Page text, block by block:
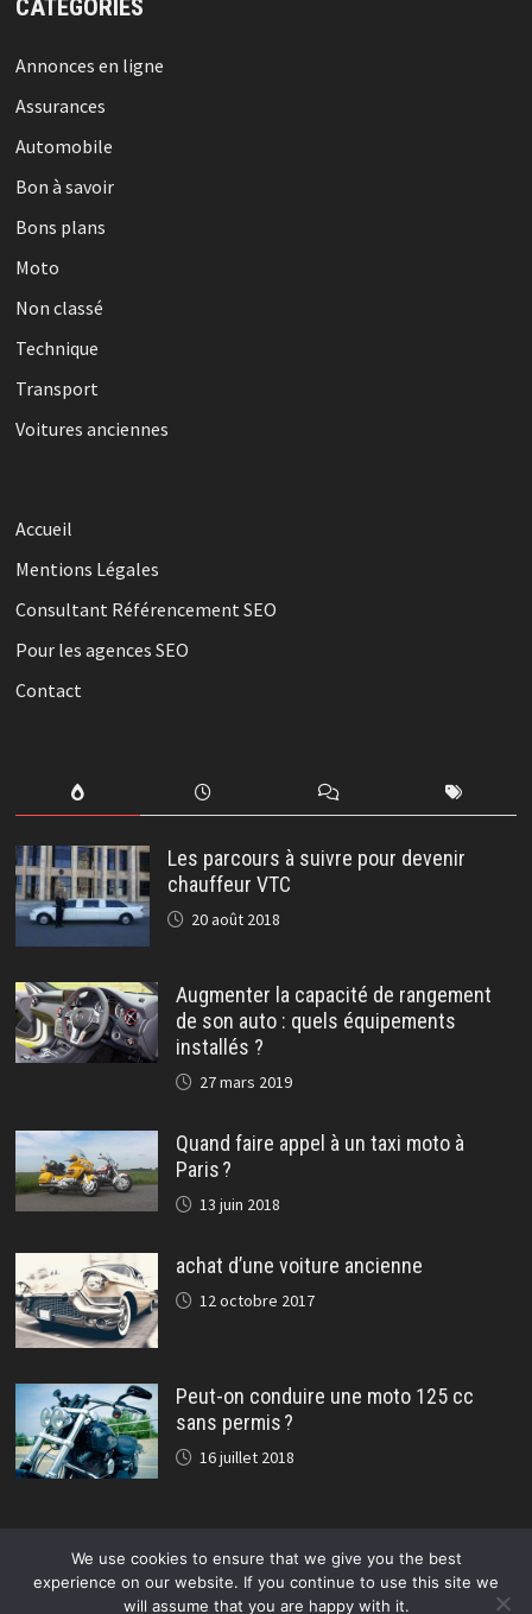
CATÉGORIES
Annonces en ligne
Assurances
Automobile
Bon à savoir
Bons plans
Moto
Non classé
Technique
Transport
Voitures anciennes
Accueil
Mentions Légales
Consultant Référencement SEO
Pour les agences SEO
Contact
Les parcours à suivre pour devenir
chauffeur VTC
20 août 2018
Augmenter la capacité de rangement
de son auto : quels équipements
installés ?
27 mars 2019
Quand faire appel à un taxi moto à
Paris ?
13 juin 2018
achat d’une voiture ancienne
12 octobre 2017
Peut-on conduire une moto 125 cc
sans permis ?
16 juillet 2018
We use cookies to ensure that we give you the best
experience on our website. If you continue to use this site we
will assume that you are happy with it.